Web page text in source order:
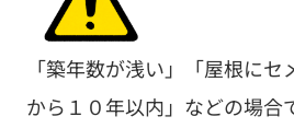
「築年数が浅い」「屋根に
から１０年以内」などの場合